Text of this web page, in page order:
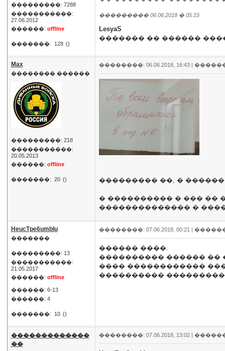
���������: 7288
�����������:
27.06.2012
������: offline
�������: 128 ()
��������� 06.06.2018 � 05:15
LesyaS
������� �� ������
Max
�������� ������
���������: 218
�����������:
20.05.2013
������: offline
�������: 20 ()
��������: 06.06.2018, 16:43 |
��������� ��, �
� ���������� � ��� ��
�������������� �
HeucTpe6umbIu
�������
���������: 13
�����������:
21.05.2017
������: offline
������: 6-13
������: 4
�������: 10 ()
��������: 07.06.2018, 00:21 |
������ ����.
���������� ������ ��
���� ������������
����������
�������������
��
��������: 07.06.2018, 13:02 |